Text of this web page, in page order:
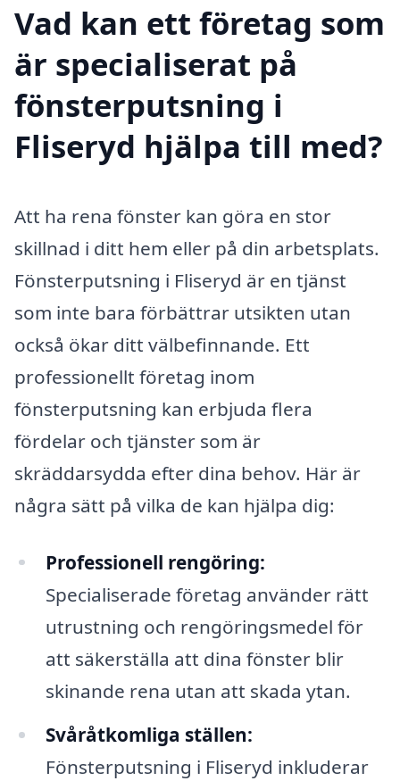
Vad kan ett företag som
är specialiserat på
fönsterputsning i
Fliseryd hjälpa till med?
Att ha rena fönster kan göra en stor
skillnad i ditt hem eller på din arbetsplats.
Fönsterputsning i Fliseryd är en tjänst
som inte bara förbättrar utsikten utan
också ökar ditt välbefinnande. Ett
professionellt företag inom
fönsterputsning kan erbjuda flera
fördelar och tjänster som är
skräddarsydda efter dina behov. Här är
några sätt på vilka de kan hjälpa dig:
Professionell rengöring:
Specialiserade företag använder rätt
utrustning och rengöringsmedel för
att säkerställa att dina fönster blir
skinande rena utan att skada ytan.
Svåråtkomliga ställen:
Fönsterputsning i Fliseryd inkluderar